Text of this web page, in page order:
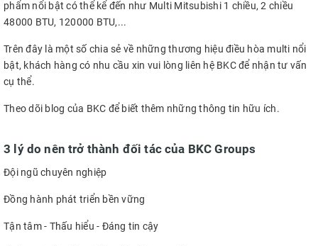
phẩm nổi bật có thể kể đến như Multi Mitsubishi 1 chiều, 2 chiều
48000 BTU, 120000 BTU,...
Trên đây là một số chia sẻ về những thương hiệu điều hòa multi nổi
bật, khách hàng có nhu cầu xin vui lòng liên hệ BKC để nhận tư vấn
cụ thể.
Theo dõi blog của BKC để biết thêm những thông tin hữu ích.
3 lý do nên trở thành đối tác của BKC Groups
Đội ngũ chuyên nghiệp
Đồng hành phát triển bền vững
Tận tâm - Thấu hiểu - Đáng tin cậy